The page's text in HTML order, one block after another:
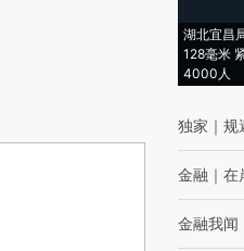
湖北宜昌
128毫米
4000人
独家 ｜ 规
金融 ｜ 在
金融我闻